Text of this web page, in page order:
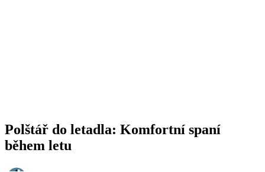
Polštář do letadla: Komfortní spaní
během letu